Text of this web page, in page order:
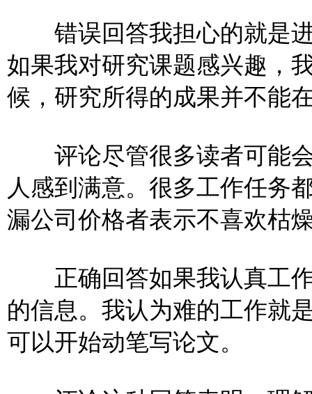
错误回答我担心的就是进
如果我对研究课题感兴趣，
候，研究所得的成果并不能
评论尽管很多读者可能会
人感到满意。很多工作任务
漏公司价格者表示不喜欢枯
正确回答如果我认真工作
的信息。我认为难的工作就
可以开始动笔写论文。